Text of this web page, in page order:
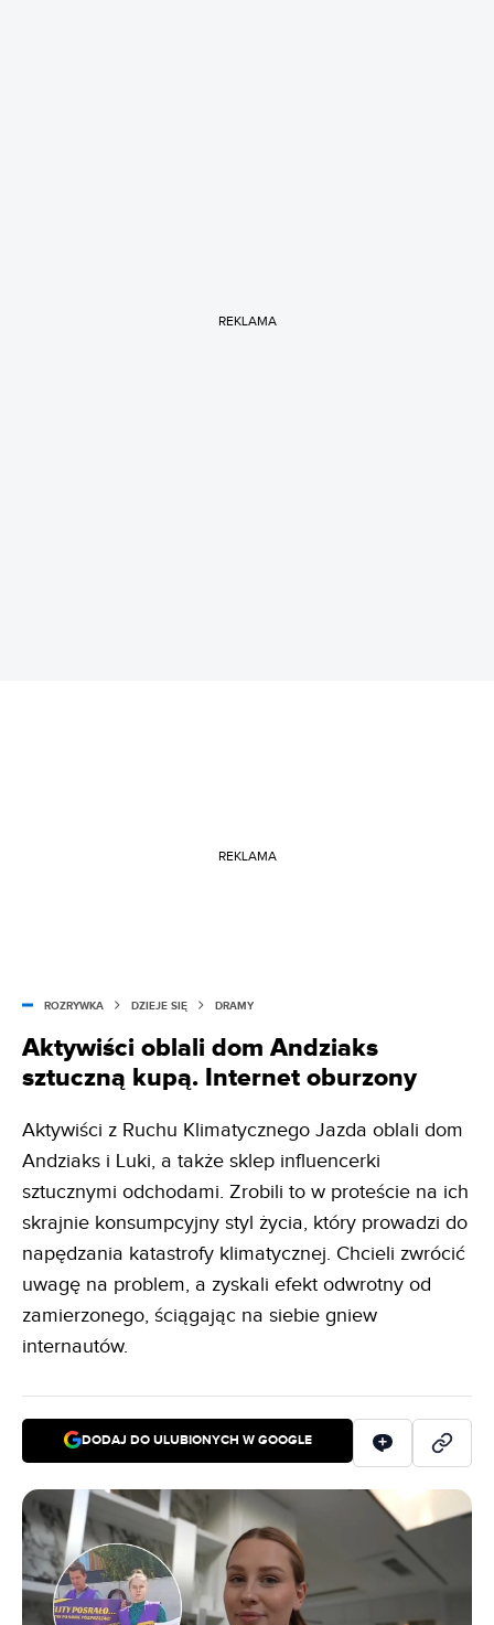
REKLAMA
REKLAMA
ROZRYWKA DZIEJE SIĘ DRAMY
Aktywiści oblali dom Andziaks
sztuczną kupą. Internet oburzony
Aktywiści z Ruchu Klimatycznego Jazda oblali dom
Andziaks i Luki, a także sklep influencerki
sztucznymi odchodami. Zrobili to w proteście na ich
skrajnie konsumpcyjny styl życia, który prowadzi do
napędzania katastrofy klimatycznej. Chcieli zwrócić
uwagę na problem, a zyskali efekt odwrotny od
zamierzonego, ściągając na siebie gniew
internautów.
DODAJ DO ULUBIONYCH W GOOGLE